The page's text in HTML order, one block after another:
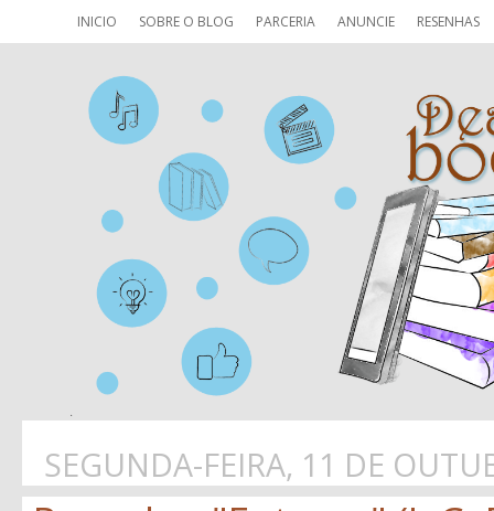
INICIO SOBRE O BLOG PARCERIA ANUNCIE RESENHAS
SEGUNDA-FEIRA, 11 DE